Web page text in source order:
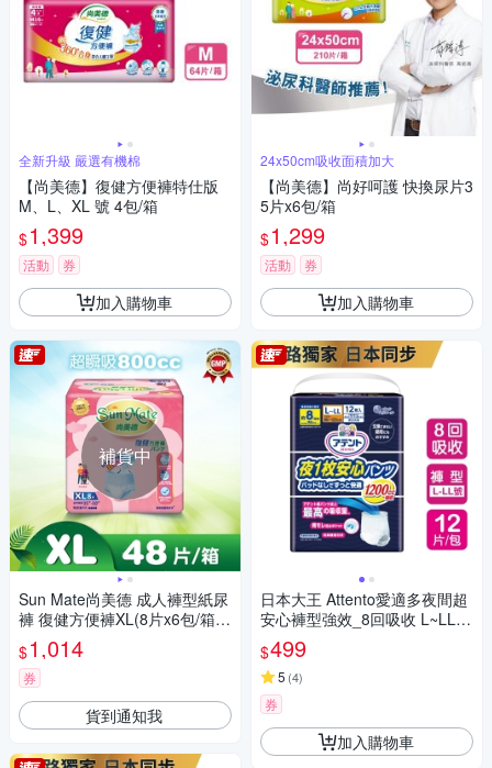
全新升級 嚴選有機棉
【尚美德】復健方便褲特仕版
M、L、XL 號 4包/箱
$1,399
活動 券
加入購物車
補貨中
Sun Mate尚美德 成人褲型紙尿
褲 復健方便褲XL(8片x6包/箱)-
成人紙尿褲-褲型紙尿褲
$1,014
券
貨到通知我
24x50cm吸收面積加大
【尚美德】尚好呵護 快換尿片3
5片x6包/箱
$1,299
活動 券
加入購物車
日本大王 Attento愛適多夜間超
安心褲型強效_8回吸收 L~LL
(12片/包)
$499
5 (4)
券
加入購物車